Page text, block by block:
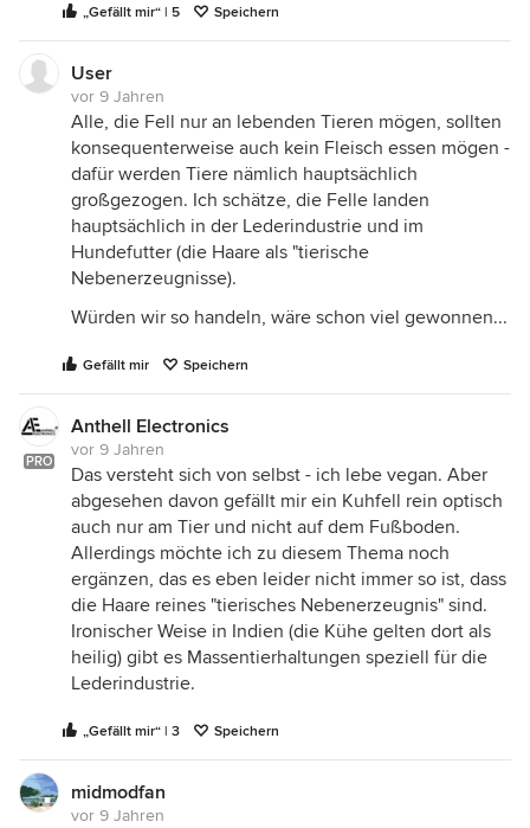
„Gefällt mir“ | 5 Speichern
User
vor 9 Jahren
Alle, die Fell nur an lebenden Tieren mögen, sollten
konsequenterweise auch kein Fleisch essen mögen -
dafür werden Tiere nämlich hauptsächlich
großgezogen. Ich schätze, die Felle landen
hauptsächlich in der Lederindustrie und im
Hundefutter (die Haare als "tierische
Nebenerzeugnisse).
Würden wir so handeln, wäre schon viel gewonnen...
Gefällt mir Speichern
PRO
Anthell Electronics
vor 9 Jahren
Das versteht sich von selbst - ich lebe vegan. Aber
abgesehen davon gefällt mir ein Kuhfell rein optisch
auch nur am Tier und nicht auf dem Fußboden.
Allerdings möchte ich zu diesem Thema noch
ergänzen, das es eben leider nicht immer so ist, dass
die Haare reines "tierisches Nebenerzeugnis" sind.
Ironischer Weise in Indien (die Kühe gelten dort als
heilig) gibt es Massentierhaltungen speziell für die
Lederindustrie.
„Gefällt mir“ | 3 Speichern
midmodfan
vor 9 Jahren